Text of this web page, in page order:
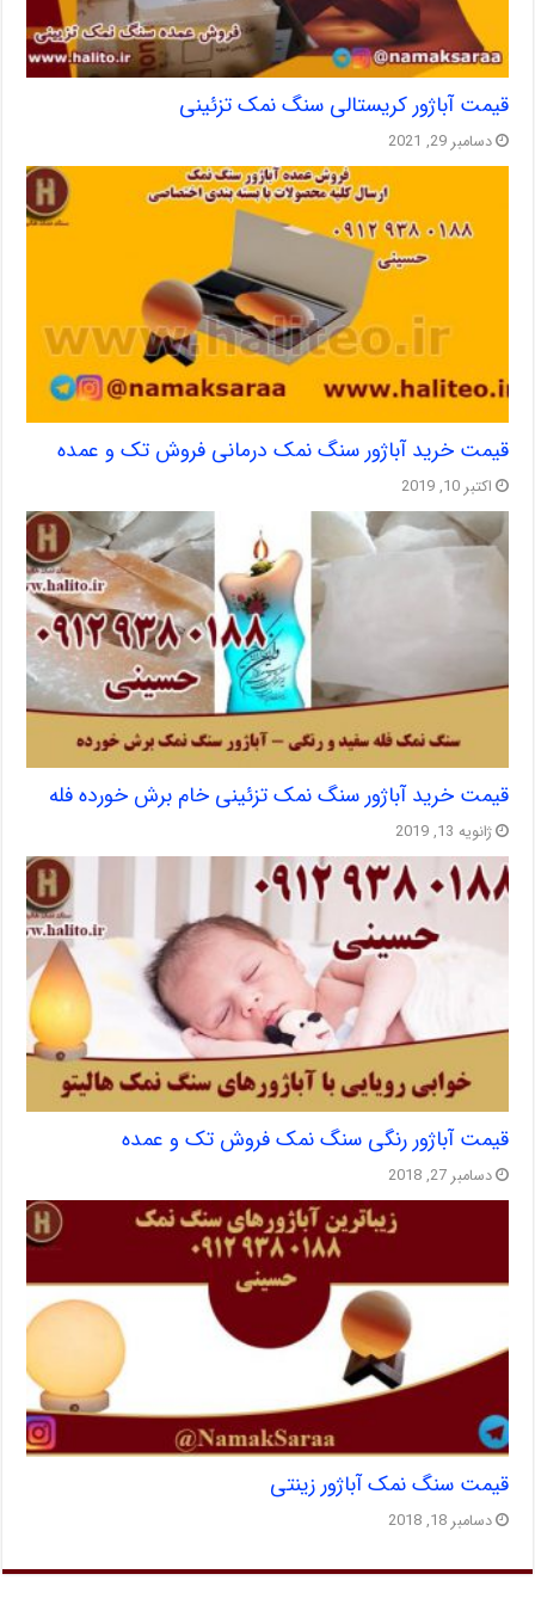
قیمت آباژور کریستالی سنگ نمک تزئینی
دسامبر 29, 2021
قیمت خرید آباژور سنگ نمک درمانی فروش تک و عمده
اکتبر 10, 2019
قیمت خرید آباژور سنگ نمک تزئینی خام برش خورده فله
ژانویه 13, 2019
قیمت آباژور رنگی سنگ نمک فروش تک و عمده
دسامبر 27, 2018
قیمت سنگ نمک آباژور زینتی
دسامبر 18, 2018